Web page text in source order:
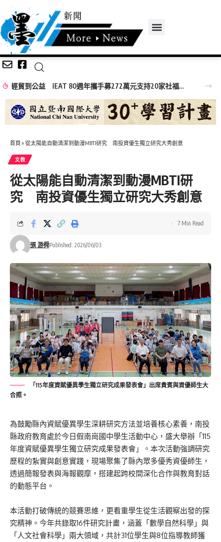
首頁 » 從太陽能自動清潔到動漫MBTI研究 南投資優生獨立研究大秀創意
文教
從太陽能自動清潔到動漫MBTI研
究 南投資優生獨立研究大秀創意
張 游舜Published: 2026/06/03
7 Min Read
「115年度資賦優異學生獨立研究成果發表會」出席貴賓與資優師生大
合照。
為鼓勵縣內資賦優異學生深耕研究方法並培養核心素養，南投
縣政府教育處於今日假南崗國中學生活動中心，盛大舉辦「115
年度資賦優異學生獨立研究成果發表會」。本次活動強調研究
歷程的紮實與創意實踐，現場聚集了縣內眾多優秀資優師生，
透過簡報發表與海報觀摩，搭建起跨校間深化合作與教育對話
的動態平台。
本活動打破傳統的競賽思維，更看重學生從生活觀察出發的探
究精神。今年共錄取16件研究計畫，涵蓋「數學自然科學」與
「人文社會科學」兩大領域，共計31位學生與8位指導教師獲